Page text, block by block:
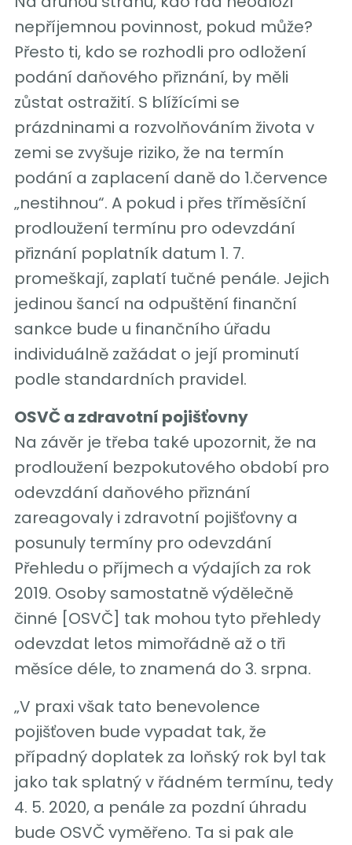
nepříjemnou povinnost, pokud může?
Přesto ti, kdo se rozhodli pro odložení
podání daňového přiznání, by měli
zůstat ostražití. S blížícími se
prázdninami a rozvolňováním života v
zemi se zvyšuje riziko, že na termín
podání a zaplacení daně do 1.července
„nestihnou“. A pokud i přes tříměsíční
prodloužení termínu pro odevzdání
přiznání poplatník datum 1. 7.
promeškají, zaplatí tučné penále. Jejich
jedinou šancí na odpuštění finanční
sankce bude u finančního úřadu
individuálně zažádat o její prominutí
podle standardních pravidel.
OSVČ a zdravotní pojišťovny
Na závěr je třeba také upozornit, že na
prodloužení bezpokutového období pro
odevzdání daňového přiznání
zareagovaly i zdravotní pojišťovny a
posunuly termíny pro odevzdání
Přehledu o příjmech a výdajích za rok
2019. Osoby samostatně výdělečně
činné [OSVČ] tak mohou tyto přehledy
odevzdat letos mimořádně až o tři
měsíce déle, to znamená do 3. srpna.
„V praxi však tato benevolence
pojišťoven bude vypadat tak, že
případný doplatek za loňský rok byl tak
jako tak splatný v řádném termínu, tedy
4. 5. 2020, a penále za pozdní úhradu
bude OSVČ vyměřeno. Ta si pak ale